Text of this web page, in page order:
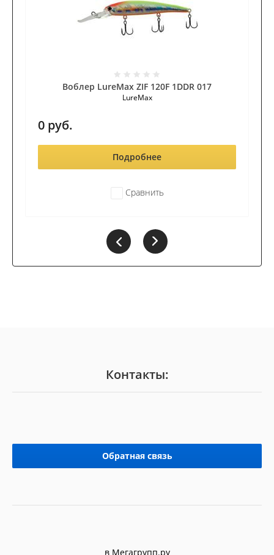
Воблер LureMax ZIF 120F 1DDR 017
LureMax
0 руб.
Подробнее
Сравнить
Контакты:
Обратная связь
в Мегагрупп.ру